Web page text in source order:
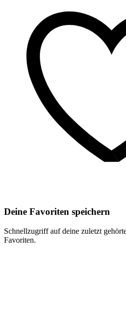
Deine Favoriten speichern
Schnellzugriff auf deine zuletzt
Favoriten.